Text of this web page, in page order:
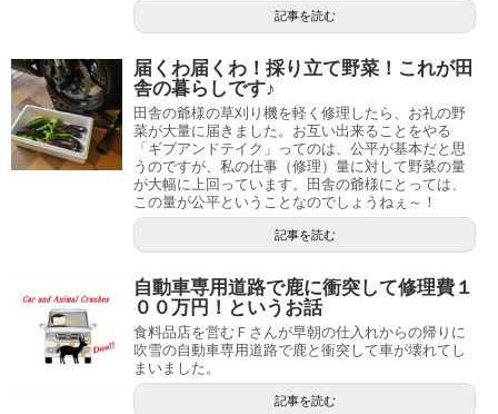
記事を読む
届くわ届くわ！採り立て野菜！これが田
舎の暮らしです♪
田舎の爺様の草刈り機を軽く修理したら、お礼の野
菜が大量に届きました。お互い出来ることをやる
「ギブアンドテイク」ってのは、公平が基本だと思
うのですが、私の仕事（修理）量に対して野菜の量
が大幅に上回っています。田舎の爺様にとっては、
この量が公平ということなのでしょうねぇ～！
記事を読む
自動車専用道路で鹿に衝突して修理費１
００万円！というお話
食料品店を営むＦさんが早朝の仕入れからの帰りに
吹雪の自動車専用道路で鹿と衝突して車が壊れてし
まいました。
記事を読む